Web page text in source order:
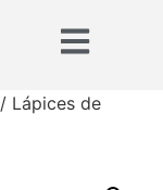
/ Lápices de